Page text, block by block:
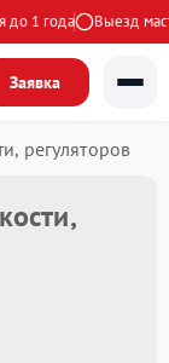
1 года Выезд
Заявка
регуляторов